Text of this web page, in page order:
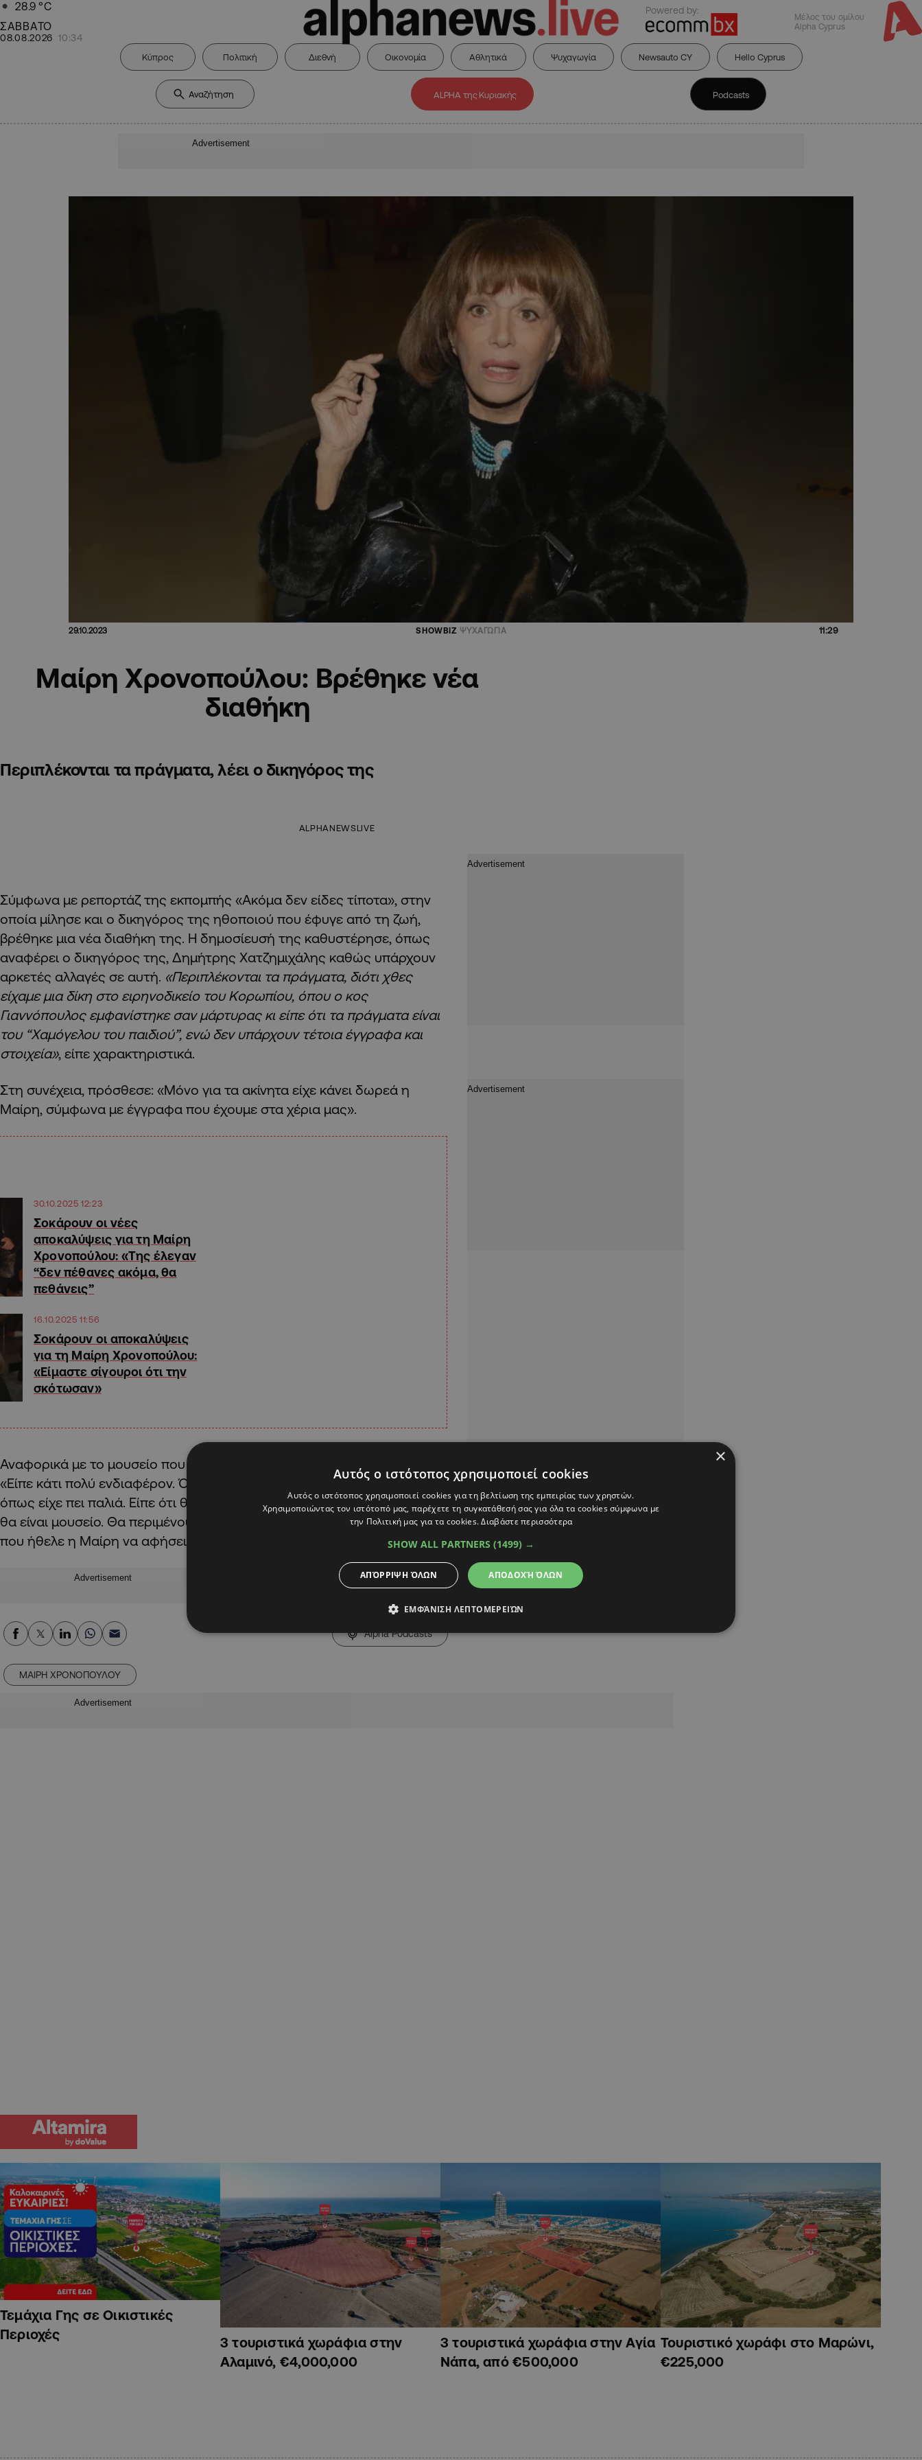
28.9 °C
ΣΑΒΒΑΤΟ
08.08.2026 10:34
Powered by:
Μέλος του ομίλου
Alpha Cyprus
Κύπρος Πολιτική Διεθνή Οικονομία Αθλητικά Ψυχαγωγία Newsauto CY Hello Cyprus
ALPHA της Κυριακής Podcasts
Advertisement
29.10.2023 SHOWBIZ ΨΥΧΑΓΩΓΙΑ 11:29
Μαίρη Χρονοπούλου: Βρέθηκε νέα
διαθήκη
Περιπλέκονται τα πράγματα, λέει ο δικηγόρος της
ALPHANEWSLIVE
Σύμφωνα με ρεπορτάζ της εκπομπής «Ακόμα δεν είδες τίποτα», στην
οποία μίλησε και ο δικηγόρος της ηθοποιού που έφυγε από τη ζωή,
βρέθηκε μια νέα διαθήκη της. Η δημοσίευσή της καθυστέρησε, όπως
αναφέρει ο δικηγόρος της, Δημήτρης Χατζημιχάλης καθώς υπάρχουν
αρκετές αλλαγές σε αυτή. «Περιπλέκονται τα πράγματα, διότι χθες
είχαμε μια δίκη στο ειρηνοδικείο του Κορωπίου, όπου ο κος
Γιαννόπουλος εμφανίστηκε σαν μάρτυρας κι είπε ότι τα πράγματα είναι
του “Χαμόγελου του παιδιού”, ενώ δεν υπάρχουν τέτοια έγγραφα και
στοιχεία», είπε χαρακτηριστικά.
Στη συνέχεια, πρόσθεσε: «Μόνο για τα ακίνητα είχε κάνει δωρεά η
Μαίρη, σύμφωνα με έγγραφα που έχουμε στα χέρια μας».
30.10.2025 12:23
Σοκάρουν οι νέες
αποκαλύψεις για τη Μαίρη
Χρονοπούλου: «Της έλεγαν
“δεν πέθανες ακόμα, θα
πεθάνεις”
16.10.2025 11:56
Σοκάρουν οι αποκαλύψεις
για τη Μαίρη Χρονοπούλου:
«Είμαστε σίγουροι ότι την
σκότωσαν»
Αναφορικά με το μουσείο που έλεγε η ηθοποιός ότι θα φτιάξει, δήλωσε:
«Είπε κάτι πολύ ενδιαφέρον. Ότι δεν προτίθεται να κάνει ένα μουσείο,
όπως είχε πει παλιά. Είπε ότι θα κάνει κάτι σαν μουσείο, αλλά αυτό δεν
θα είναι μουσείο. Θα περιμένουμε να δούμε ποιος είναι ο κληρονόμος
που ήθελε η Μαίρη να αφήσει την περιουσία που της απέμεινε».
Advertisement
Alpha Podcasts
ΜΑΙΡΗ ΧΡΟΝΟΠΟΥΛΟΥ
Advertisement
Τεμάχια Γης σε Οικιστικές
Περιοχές
3 τουριστικά χωράφια στην
Αλαμινό, €4,000,000
3 τουριστικά χωράφια στην Αγία
Νάπα, από €500,000
Τουριστικό χωράφι στο Μαρώνι,
€225,000
×
Αυτός ο ιστότοπος χρησιμοποιεί cookies
Αυτός ο ιστότοπος χρησιμοποιεί cookies για τη βελτίωση της εμπειρίας των χρηστών.
Χρησιμοποιώντας τον ιστότοπό μας, παρέχετε τη συγκατάθεσή σας για όλα τα cookies σύμφωνα με
την Πολιτική μας για τα cookies.Διαβάστε περισσότερα
SHOW ALL PARTNERS (1499) →
ΑΠΟΔΟΧΉ ΌΛΩΝ
ΑΠΌΡΡΙΨΗ ΌΛΩΝ
ΕΜΦΆΝΙΣΗ ΛΕΠΤΟΜΕΡΕΙΏΝ